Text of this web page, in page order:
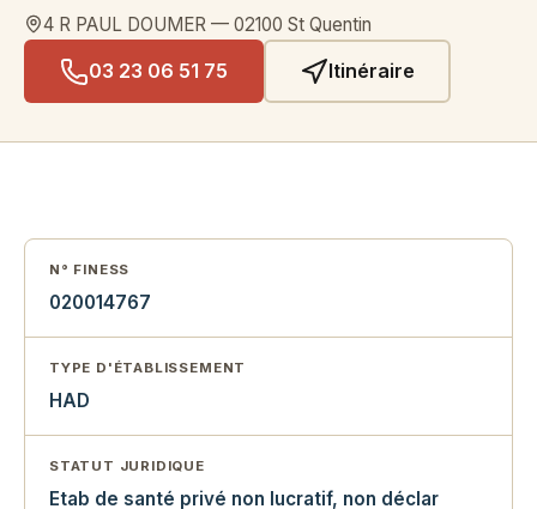
4 R PAUL DOUMER — 02100 St Quentin
03 23 06 51 75 Itinéraire
N° FINESS
020014767
TYPE D'ÉTABLISSEMENT
HAD
STATUT JURIDIQUE
Etab de santé privé non lucratif, non déclar